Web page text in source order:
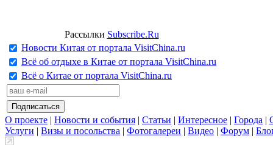
Рассылки Subscribe.Ru
Новости Китая от портала VisitChina.ru
Всё об отдыхе в Китае от портала VisitChina.ru
Всё о Китае от портала VisitChina.ru
О проекте | Новости и события | Статьи | Интересное | Города |
Услуги | Визы и посольства | Фотогалереи | Видео | Форум |